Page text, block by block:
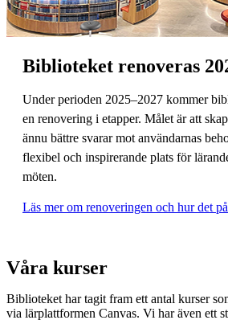
Biblioteket renoveras
Under perioden 2025–2027 kommer
en renovering i etapper. Målet är att
ännu bättre svarar mot användarnas
flexibel och inspirerande plats för
möten.
Läs mer om renoveringen och hur det
Våra kurser
Biblioteket har tagit fram ett antal kurser
via lärplattformen Canvas. Vi har även ett